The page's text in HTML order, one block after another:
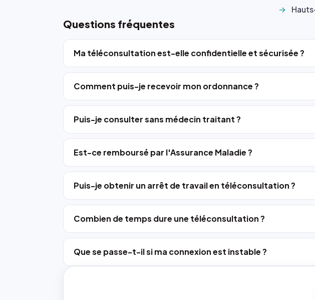
Questions fréquentes
Ma téléconsultation est-elle confidentielle et sécurisée ?
Comment puis-je recevoir mon ordonnance ?
Puis-je consulter sans médecin traitant ?
Est-ce remboursé par l'Assurance Maladie ?
Puis-je obtenir un arrêt de travail en téléconsultation ?
Combien de temps dure une téléconsultation ?
Que se passe-t-il si ma connexion est instable ?